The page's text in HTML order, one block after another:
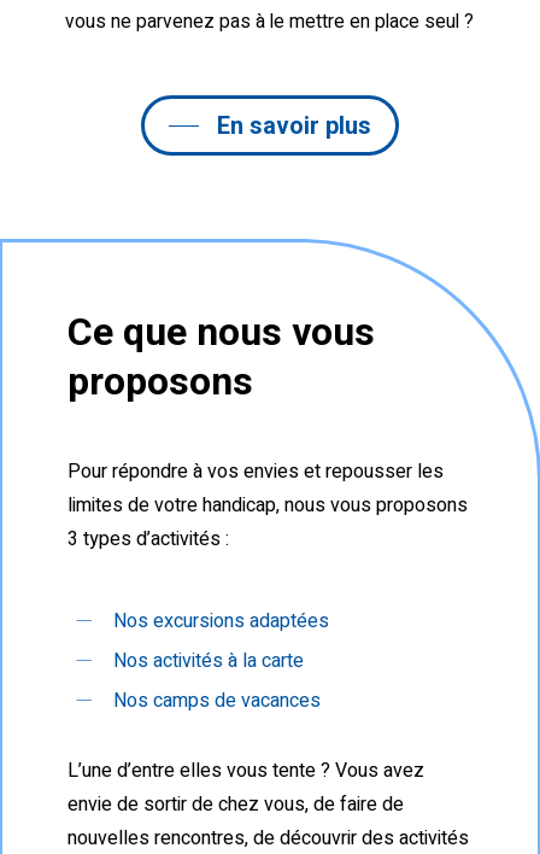
vous ne parvenez pas à le mettre en place seul ?
En savoir plus
Ce que nous vous
proposons
Pour répondre à vos envies et repousser les
limites de votre handicap, nous vous proposons
3 types d’activités :
Nos excursions adaptées
Nos activités à la carte
Nos camps de vacances
L’une d’entre elles vous tente ? Vous avez
envie de sortir de chez vous, de faire de
nouvelles rencontres, de découvrir des activités